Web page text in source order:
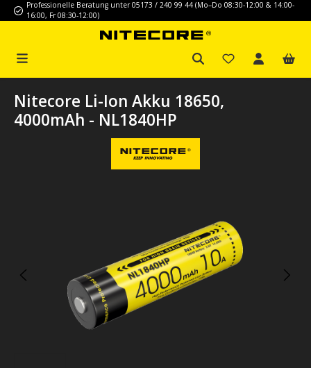
Zum Hauptinhalt springen
Professionelle Beratung unter 05173 / 240 99 44 (Mo–Do 08:30-12:00 & 14:00-
16:00, Fr 08:30-12:00)
Nitecore Li-Ion Akku 18650,
4000mAh - NL1840HP